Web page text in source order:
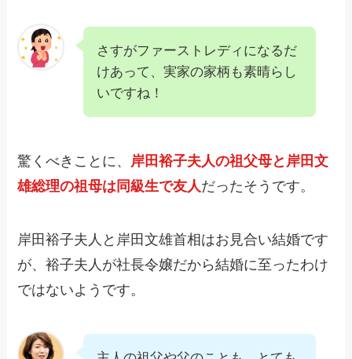
さすがファーストレディになるだ
けあって、実家の家柄も素晴らし
いですね！
驚くべきことに、 岸田裕子夫人の祖父母と岸田文
雄総理の祖母は同級生で友人だったそうです。
岸田裕子夫人と岸田文雄首相はお見合い結婚です
が、裕子夫人が社長令嬢だから結婚に至ったわけ
ではないようです。